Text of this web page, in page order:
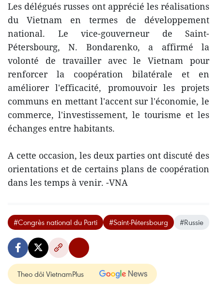
Les délégués russes ont apprécié les réalisations
du Vietnam en termes de développement
national. Le vice-gouverneur de Saint-
Pétersbourg, N. Bondarenko, a affirmé la
volonté de travailler avec le Vietnam pour
renforcer la coopération bilatérale et en
améliorer l'efficacité, promouvoir les projets
communs en mettant l'accent sur l'économie, le
commerce, l'investissement, le tourisme et les
échanges entre habitants.
A cette occasion, les deux parties ont discuté des
orientations et de certains plans de coopération
dans les temps à venir. -VNA
#Congrès national du Parti #Saint-Pétersbourg #Russie
Theo dõi VietnamPlus